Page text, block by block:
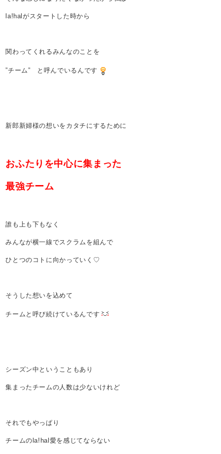
la!halがスタートした時から
関わってくれるみんなのことを
”チーム” と呼んでいるんです
新郎新婦様の想いをカタチにするために
おふたりを中心に集まった
最強チーム
誰も上も下もなく
みんなが横一線でスクラムを組んで
ひとつのコトに向かっていく♡
そうした想いを込めて
チームと呼び続けているんです
シーズン中ということもあり
集まったチームの人数は少ないけれど
それでもやっぱり
チームのla!hal愛を感じてならない